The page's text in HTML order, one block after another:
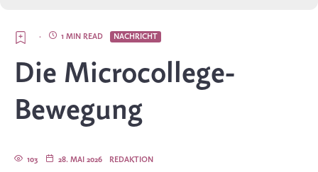
NACHRICHT
1 MIN READ
·
Die Microcollege-
Bewegung
REDAKTION
28. MAI 2026
103